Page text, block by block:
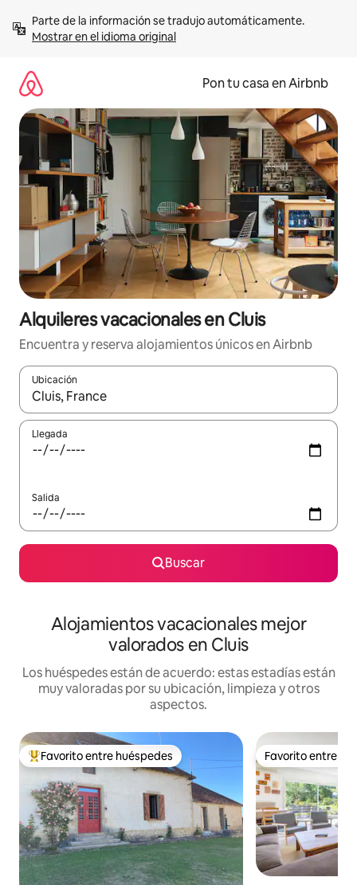
contenidoMostrar en el idioma original
Pon tu casa en Airbnb
Alquileres vacacionales en Cluis
Encuentra y reserva alojamientos únicos en Airbnb
Ubicación
Cuando los resultados estén disponibles, navega con las
Llegada
Salida
Buscar
Alojamientos vacacionales mejor
valorados en Cluis
Los huéspedes están de acuerdo: estas estadías están
muy valoradas por su ubicación, limpieza y otros
aspectos.
Favorito entre huéspedes preferido
Favorito entre huéspedes Favorito entre
Favorito entre